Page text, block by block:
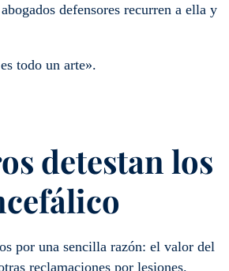
defensores recurren a ella y
todo un arte».
detestan los
por una sencilla razón: el valor del
reclamaciones por lesiones.